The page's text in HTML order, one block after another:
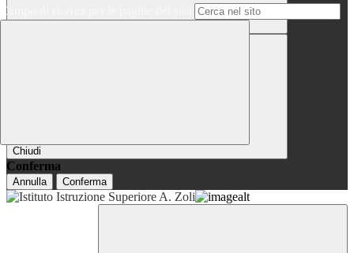
Chiudi
Conferma
Annulla Conferma
Campo di ricerca per le pagine del sito